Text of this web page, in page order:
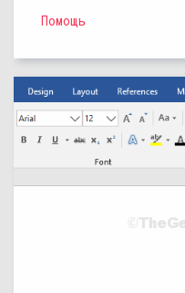
Помощь